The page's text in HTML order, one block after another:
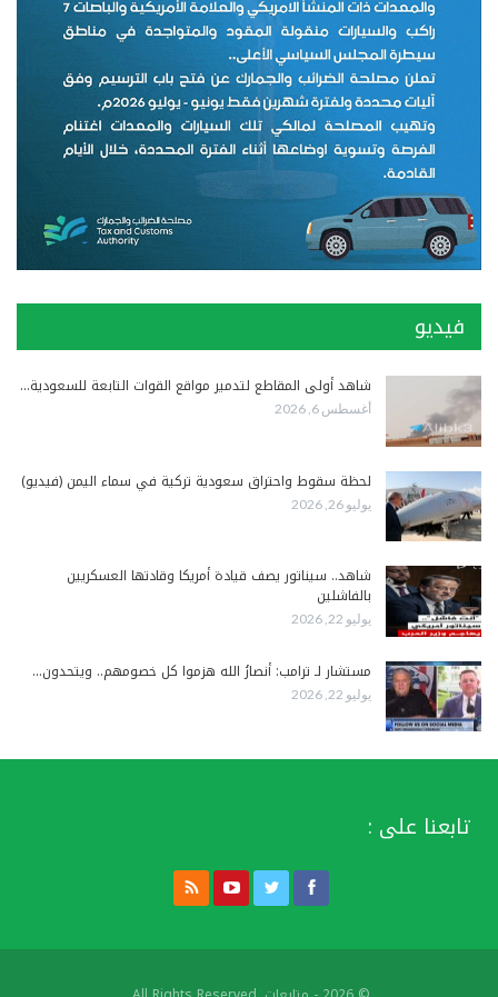
فيديو
شاهد أولى المقاطع لتدمير مواقع القوات التابعة للسعودية…
أغسطس 6, 2026
لحظة سقوط واحتراق سعودية تركية في سماء اليمن (فيديو)
يوليو 26, 2026
شاهد.. سيناتور يصف قيادة أمريكا وقادتها العسكريين
بالفاشلين
يوليو 22, 2026
مستشار لـ ترامب: أنصارُ الله هزموا كل خصومهم.. ويتحدون…
يوليو 22, 2026
تابعنا على :